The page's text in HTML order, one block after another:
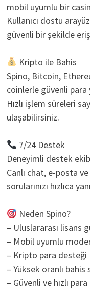
mobil uyumlu bir
Kullanıcı dostu
güvenli bir şekilde
Kripto ile Bahis
Spino, Bitcoin,
coinlerle güvenli para
Hızlı işlem süreleri
ulaşabilirsiniz.
7/24 Destek
Deneyimli destek
Canlı chat, e-posta
sorularınızı hızlıca
Neden Spino?
– Uluslararası lisans
– Mobil uyumlu
– Kripto para desteği
– Yüksek oranlı bahis
– Güvenli ve hızlı